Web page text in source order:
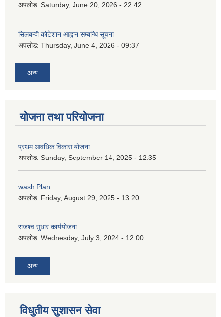
अपलोड: Saturday, June 20, 2026 - 22:42
सिलबन्दी कोटेशान आह्वान सम्बन्धि सूचना
अपलोड: Thursday, June 4, 2026 - 09:37
अन्य
योजना तथा परियोजना
प्रथम आवधिक विकास योजना
अपलोड: Sunday, September 14, 2025 - 12:35
wash Plan
अपलोड: Friday, August 29, 2025 - 13:20
राजश्व सुधार कार्ययोजना
अपलोड: Wednesday, July 3, 2024 - 12:00
अन्य
विधुतीय सुशासन सेवा